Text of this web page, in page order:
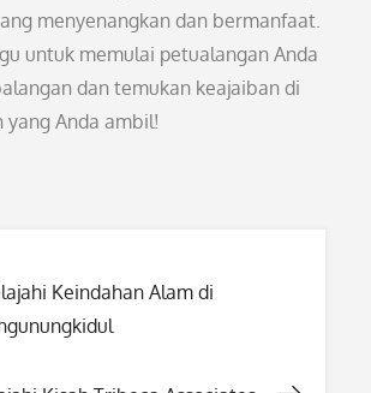
menyenangkan dan bermanfaat.
untuk memulai petualangan Anda
dan temukan keajaiban di
yang Anda ambil!
Keindahan Alam di